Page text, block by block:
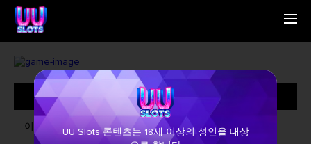
우리는 누구인가요
게임
뉴스
자주 묻는 질문
Traditional Chinese
Bangladesh
Phillipines
Hindi
Indonesia
일반 정보
이름
UU Slots 콘텐츠는 18세 이상의 성인을 대상